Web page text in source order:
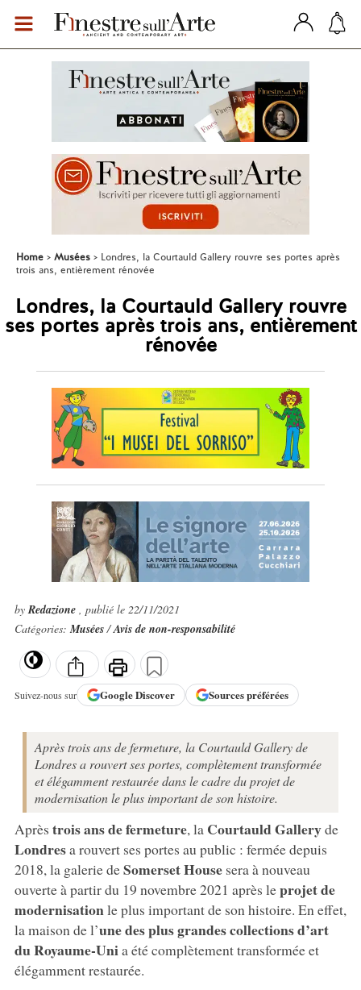
Home Musées
Londres, la Courtauld Gallery rouvre ses portes après
trois ans, entièrement rénovée
Londres, la Courtauld Gallery rouvre
ses portes après trois ans, entièrement
rénovée
byRedazione , publié le 22/11/2021
Catégories:Musées/Avis de non-responsabilité
Suivez-nous sur GoogleDiscover Sources préférées
Après trois ans de fermeture, la Courtauld Gallery de
Londres a rouvert ses portes, complètement transformée
et élégamment restaurée dans le cadre du projet de
modernisation le plus important de son histoire.
Après trois ans de fermeture, la Courtauld Galleryde
Londresa rouvert ses portes au public : fermée depuis
2018, la galerie deSomerset Housesera à nouveau
ouverte à partir du 19 novembre 2021 après leprojet de
modernisationle plus important de son histoire. En effet,
la maison de l’une des plus grandes collections d’art
du Royaume-Unia été complètement transformée et
élégamment restaurée.